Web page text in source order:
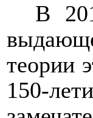
В
теории
150-